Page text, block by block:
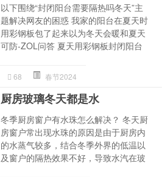
以下围绕“封闭阳台需要隔热吗冬天”主
题解决网友的困惑 我家的阳台在夏天时
用彩钢板包了起来以为冬天会暖和夏天
可防-ZOL问答 夏天用彩钢板封闭阳台
68 春节2024
厨房玻璃冬天都是水
冬季厨房窗户有水珠怎么解决？ 冬天厨
房窗户常出现水珠的原因是由于厨房内
的水蒸气较多，结合冬季外界的低温以
及窗户的隔热效果不好，导致水汽在玻